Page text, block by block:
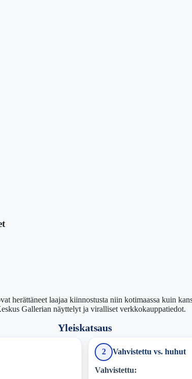
herättäneet laajaa kiinnostusta niin kotimaassa kuin
Gallerian näyttelyt ja viralliset verkkokauppatiedot.
Yleiskatsaus
2 Vahvistettu vs. huhut
Vahvistettu: